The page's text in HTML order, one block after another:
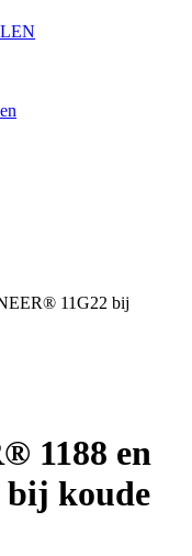
11G22 bij
1188 en
bij koude